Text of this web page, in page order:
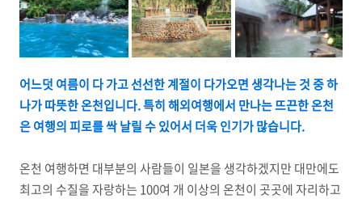
어느덧 여름이 다 가고 선선한 계절이 다가오면 생각나는 것 중 하
나가 따뜻한 온천입니다. 특히 해외여행에서 만나는 뜨끈한 온천
은 여행의 피로를 싹 날릴 수 있어서 더욱 인기가 많습니다.
온천 여행하면 대부분의 사람들이 일본을 생각하겠지만 대만에도
최고의 수질을 자랑하는 100여 개 이상의 온천이 곳곳에 자리하고